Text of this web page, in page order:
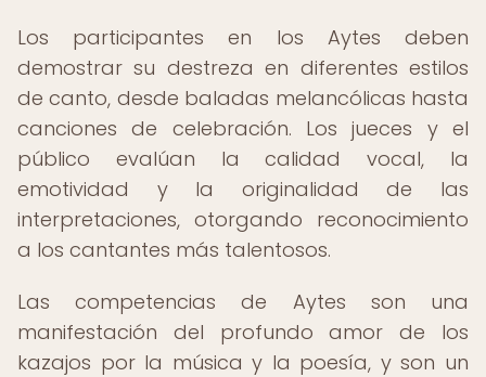
Los participantes en los Aytes deben
demostrar su destreza en diferentes estilos
de canto, desde baladas melancólicas hasta
canciones de celebración. Los jueces y el
público evalúan la calidad vocal, la
emotividad y la originalidad de las
interpretaciones, otorgando reconocimiento
a los cantantes más talentosos.
Las competencias de Aytes son una
manifestación del profundo amor de los
kazajos por la música y la poesía, y son un